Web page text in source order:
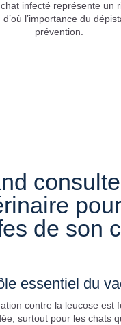
infecté représente un
l’importance du
prévention.
de son
essentiel du
contre la leucose est
surtout pour les chats